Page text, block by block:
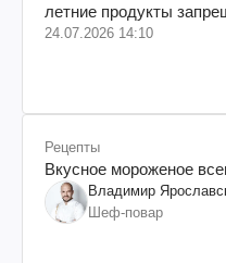
летние продукты
24.07.2026 14:10
Рецепты
Вкусное мороженое
Владимир
Шеф-повар